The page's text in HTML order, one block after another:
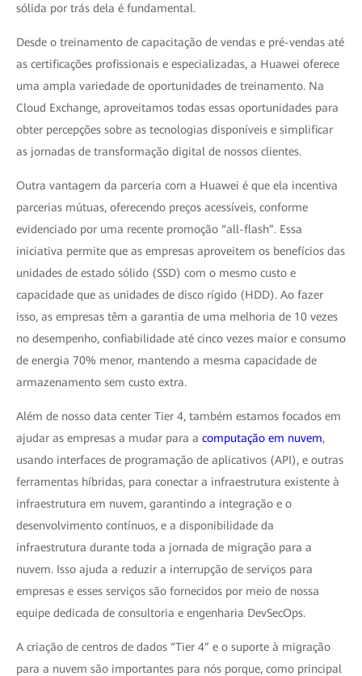
sólida por trás dela é fundamental.
Desde o treinamento de capacitação de vendas e pré-vendas até
as certificações profissionais e especializadas, a Huawei oferece
uma ampla variedade de oportunidades de treinamento. Na
Cloud Exchange, aproveitamos todas essas oportunidades para
obter percepções sobre as tecnologias disponíveis e simplificar
as jornadas de transformação digital de nossos clientes.
Outra vantagem da parceria com a Huawei é que ela incentiva
parcerias mútuas, oferecendo preços acessíveis, conforme
evidenciado por uma recente promoção “all-flash”. Essa
iniciativa permite que as empresas aproveitem os benefícios das
unidades de estado sólido (SSD) com o mesmo custo e
capacidade que as unidades de disco rígido (HDD). Ao fazer
isso, as empresas têm a garantia de uma melhoria de 10 vezes
no desempenho, confiabilidade até cinco vezes maior e consumo
de energia 70% menor, mantendo a mesma capacidade de
armazenamento sem custo extra.
Além de nosso data center Tier 4, também estamos focados em
ajudar as empresas a mudar para a computação em nuvem,
usando interfaces de programação de aplicativos (API), e outras
ferramentas híbridas, para conectar a infraestrutura existente à
infraestrutura em nuvem, garantindo a integração e o
desenvolvimento contínuos, e a disponibilidade da
infraestrutura durante toda a jornada de migração para a
nuvem. Isso ajuda a reduzir a interrupção de serviços para
empresas e esses serviços são fornecidos por meio de nossa
equipe dedicada de consultoria e engenharia DevSecOps.
A criação de centros de dados “Tier 4” e o suporte à migração
para a nuvem são importantes para nós porque, como principal